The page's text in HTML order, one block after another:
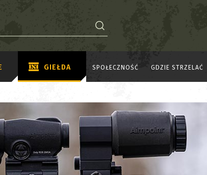
GIEŁDA SPOŁECZNOŚĆ GDZIE STRZELAĆ